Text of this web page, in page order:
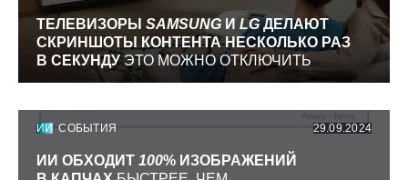
ТЕЛЕВИЗОРЫ SAMSUNG И LGДЕЛАЮТ
СКРИНШОТЫ КОНТЕНТА НЕСКОЛЬКО РАЗ
В СЕКУНДУЭТО МОЖНО ОТКЛЮЧИТЬ
ИИ СОБЫТИЯ 29.09.2024
ИИ ОБХОДИТ 100% ИЗОБРАЖЕНИЙ